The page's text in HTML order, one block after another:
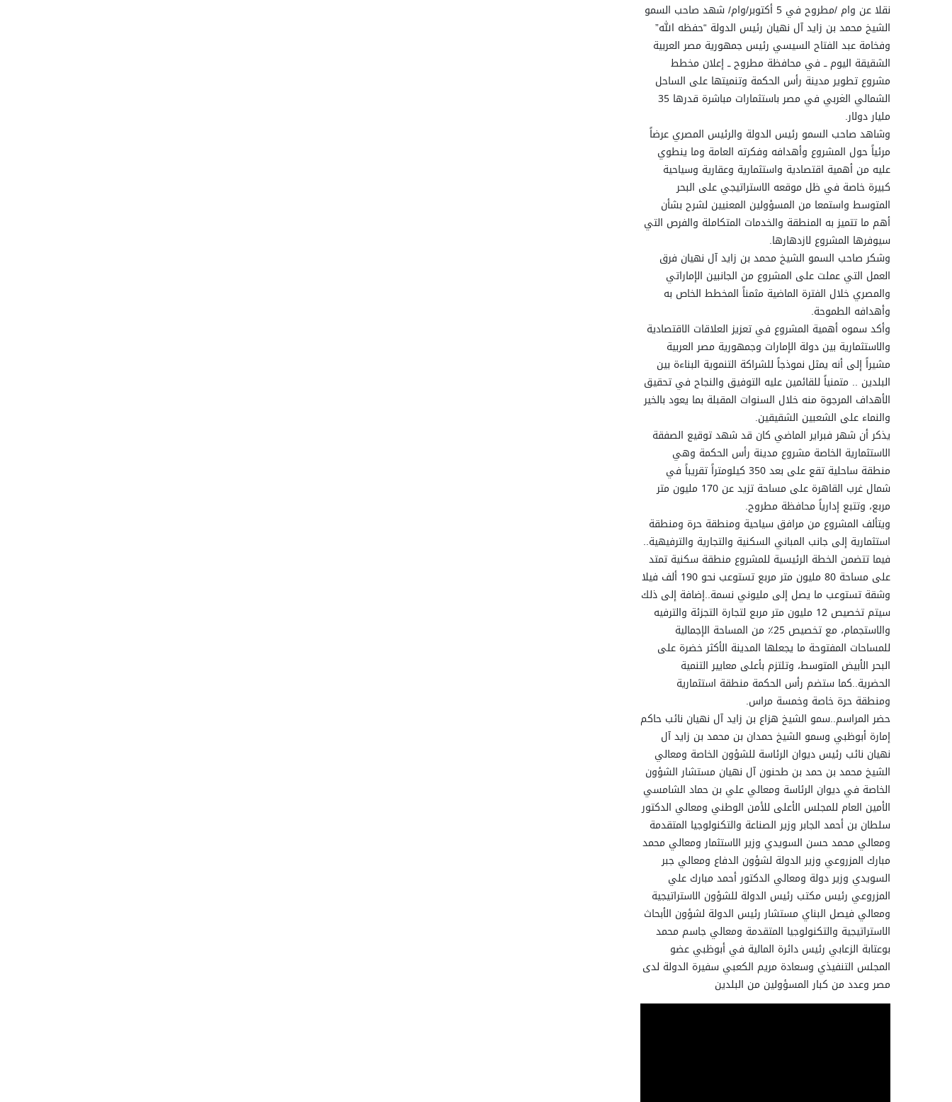
نقلا عن وام /مطروح في 5 أكتوبر/وام/ شهد صاحب السمو
الشيخ محمد بن زايد آل نهيان رئيس الدولة “حفظه الله”
وفخامة عبد الفتاح السيسي رئيس جمهورية مصر العربية
الشقيقة اليوم ــ في محافظة مطروح ــ إعلان مخطط
مشروع تطوير مدينة رأس الحكمة وتنميتها على الساحل
الشمالي الغربي في مصر باستثمارات مباشرة قدرها 35
مليار دولار.
وشاهد صاحب السمو رئيس الدولة والرئيس المصري عرضاً
مرئياً حول المشروع وأهدافه وفكرته العامة وما ينطوي
عليه من أهمية اقتصادية واستثمارية وعقارية وسياحية
كبيرة خاصة في ظل موقعه الاستراتيجي على البحر
المتوسط واستمعا من المسؤولين المعنيين لشرح بشأن
أهم ما تتميز به المنطقة والخدمات المتكاملة والفرص التي
سيوفرها المشروع لازدهارها.
وشكر صاحب السمو الشيخ محمد بن زايد آل نهيان فرق
العمل التي عملت على المشروع من الجانبين الإماراتي
والمصري خلال الفترة الماضية مثمناً المخطط الخاص به
وأهدافه الطموحة.
وأكد سموه أهمية المشروع في تعزيز العلاقات الاقتصادية
والاستثمارية بين دولة الإمارات وجمهورية مصر العربية
مشيراً إلى أنه يمثل نموذجاً للشراكة التنموية البناءة بين
البلدين .. متمنياً للقائمين عليه التوفيق والنجاح في تحقيق
الأهداف المرجوة منه خلال السنوات المقبلة بما يعود بالخير
والنماء على الشعبين الشقيقين.
يذكر أن شهر فبراير الماضي كان قد شهد توقيع الصفقة
الاستثمارية الخاصة مشروع مدينة رأس الحكمة وهي
منطقة ساحلية تقع على بعد 350 كيلومتراً تقريباً في
شمال غرب القاهرة على مساحة تزيد عن 170 مليون متر
مربع، وتتبع إدارياً محافظة مطروح.
ويتألف المشروع من مرافق سياحية ومنطقة حرة ومنطقة
استثمارية إلى جانب المباني السكنية والتجارية والترفيهية..
فيما تتضمن الخطة الرئيسية للمشروع منطقة سكنية تمتد
على مساحة 80 مليون متر مربع تستوعب نحو 190 ألف فيلا
وشقة تستوعب ما يصل إلى مليوني نسمة..إضافة إلى ذلك
سيتم تخصيص 12 مليون متر مربع لتجارة التجزئة والترفيه
والاستجمام، مع تخصيص 25٪ من المساحة الإجمالية
للمساحات المفتوحة ما يجعلها المدينة الأكثر خضرة على
البحر الأبيض المتوسط، وتلتزم بأعلى معايير التنمية
الحضرية..كما ستضم رأس الحكمة منطقة استثمارية
ومنطقة حرة خاصة وخمسة مراس.
حضر المراسم..سمو الشيخ هزاع بن زايد آل نهيان نائب حاكم
إمارة أبوظبي وسمو الشيخ حمدان بن محمد بن زايد آل
نهيان نائب رئيس ديوان الرئاسة للشؤون الخاصة ومعالي
الشيخ محمد بن حمد بن طحنون آل نهيان مستشار الشؤون
الخاصة في ديوان الرئاسة ومعالي علي بن حماد الشامسي
الأمين العام للمجلس الأعلى للأمن الوطني ومعالي الدكتور
سلطان بن أحمد الجابر وزير الصناعة والتكنولوجيا المتقدمة
ومعالي محمد حسن السويدي وزير الاستثمار ومعالي محمد
مبارك المزروعي وزير الدولة لشؤون الدفاع ومعالي جبر
السويدي وزير دولة ومعالي الدكتور أحمد مبارك علي
المزروعي رئيس مكتب رئيس الدولة للشؤون الاستراتيجية
ومعالي فيصل البناي مستشار رئيس الدولة لشؤون الأبحاث
الاستراتيجية والتكنولوجيا المتقدمة ومعالي جاسم محمد
بوعتابة الزعابي رئيس دائرة المالية في أبوظبي عضو
المجلس التنفيذي وسعادة مريم الكعبي سفيرة الدولة لدى
مصر وعدد من كبار المسؤولين من البلدين